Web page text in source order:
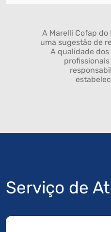
A Marelli Cofap
uma sugestão de
A qualidade
Serviço de